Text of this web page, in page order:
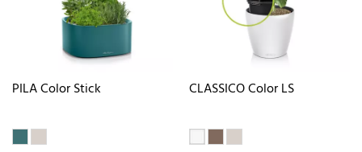
PILA Color Stick CLASSICO Color LS